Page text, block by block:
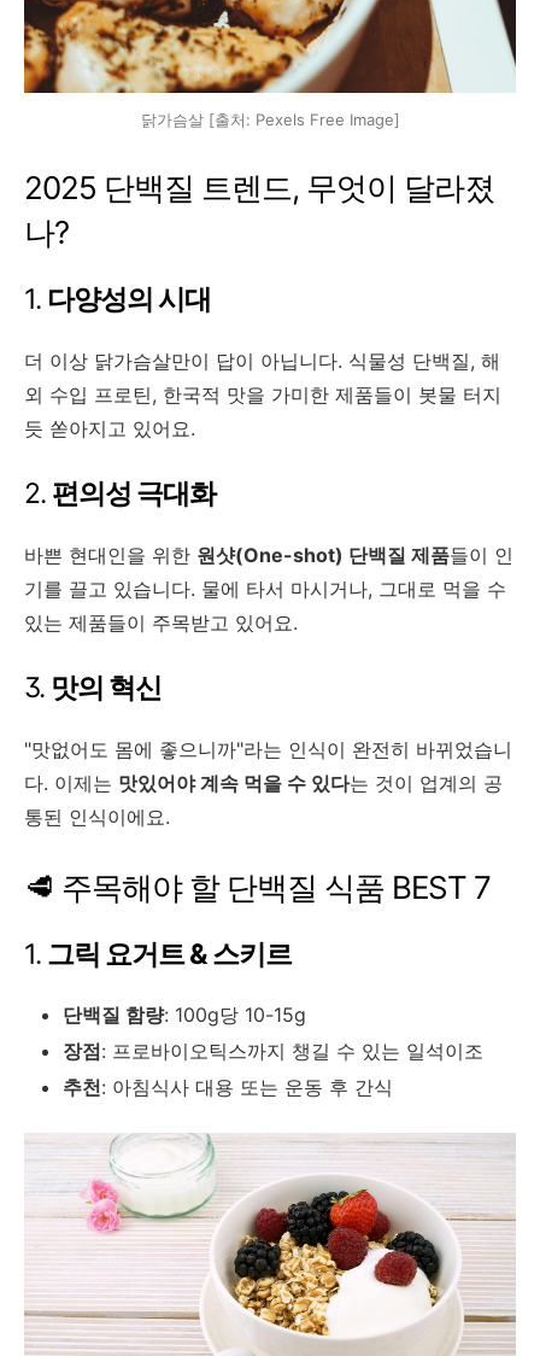
닭가슴살 [출처: Pexels Free Image]
2025 단백질 트렌드, 무엇이 달라졌
나?
1. 다양성의 시대
더 이상 닭가슴살만이 답이 아닙니다. 식물성 단백질, 해
외 수입 프로틴, 한국적 맛을 가미한 제품들이 봇물 터지
듯 쏟아지고 있어요.
2. 편의성 극대화
바쁜 현대인을 위한 원샷(One-shot) 단백질 제품들이 인
기를 끌고 있습니다. 물에 타서 마시거나, 그대로 먹을 수
있는 제품들이 주목받고 있어요.
3. 맛의 혁신
"맛없어도 몸에 좋으니까"라는 인식이 완전히 바뀌었습니
다. 이제는 맛있어야 계속 먹을 수 있다는 것이 업계의 공
통된 인식이에요.
🥩 주목해야 할 단백질 식품 BEST 7
1. 그릭 요거트 & 스키르
단백질 함량: 100g당 10-15g
장점: 프로바이오틱스까지 챙길 수 있는 일석이조
추천: 아침식사 대용 또는 운동 후 간식